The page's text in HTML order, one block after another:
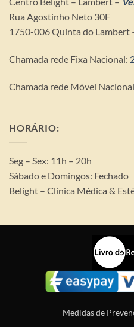
Rua Agostinho Neto 30F
1750-006 Quinta do Lambert
Chamada rede Fixa Nacional:
Chamada rede Móvel
HORÁRIO:
Seg – Sex: 11h – 20h
Sábado e Domingos: Fechado
Belight – Clínica Médica &
Medidas de